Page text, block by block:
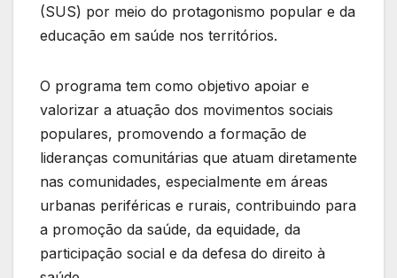
(SUS) por meio do protagonismo popular e da
educação em saúde nos territórios.
O programa tem como objetivo apoiar e
valorizar a atuação dos movimentos sociais
populares, promovendo a formação de
lideranças comunitárias que atuam diretamente
nas comunidades, especialmente em áreas
urbanas periféricas e rurais, contribuindo para
a promoção da saúde, da equidade, da
participação social e da defesa do direito à